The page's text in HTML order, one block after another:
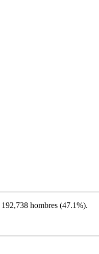
192,738 hombres (47.1%).